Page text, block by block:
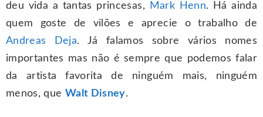
deu vida a tantas princesas,
Mark Henn. Há ainda
quem goste de vilões e aprecie o trabalho de
Andreas Deja. Já falamos sobre vários nomes
importantes mas não é sempre que podemos falar
da artista favorita de ninguém mais, ninguém
menos, que Walt Disney.